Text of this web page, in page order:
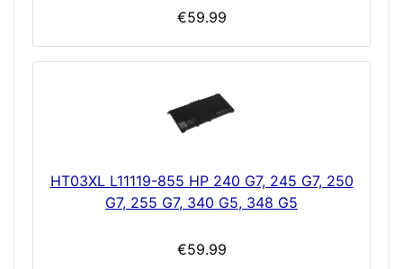
€59.99
HT03XL L11119-855 HP 240 G7, 245 G7, 250
G7, 255 G7, 340 G5, 348 G5
€59.99